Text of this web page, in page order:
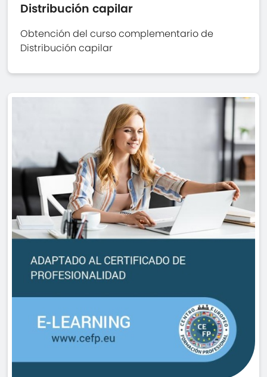
Distribución capilar
Obtención del curso complementario de
Distribución capilar